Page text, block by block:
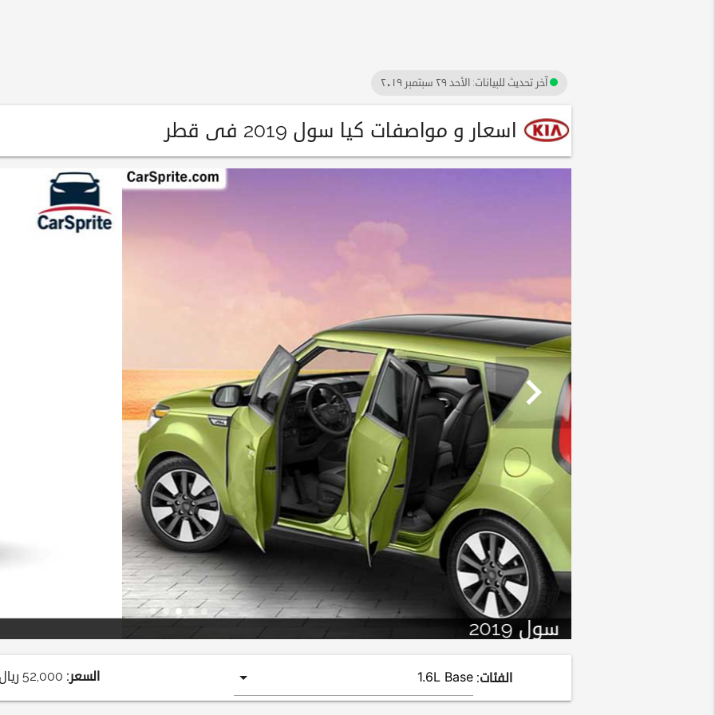
آخر تحديث للبيانات: الأحد ٢٩ سبتمبر ٢٠١٩
اسعار و مواصفات كيا سول 2019 فى قطر
chevron_right
سول 2019
الفئات: السعر: 52,000 ريال